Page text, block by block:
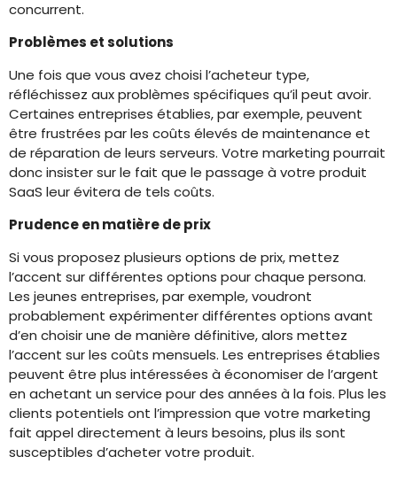
concurrent.
Problèmes et solutions
Une fois que vous avez choisi l’acheteur type,
réfléchissez aux problèmes spécifiques qu’il peut avoir.
Certaines entreprises établies, par exemple, peuvent
être frustrées par les coûts élevés de maintenance et
de réparation de leurs serveurs. Votre marketing pourrait
donc insister sur le fait que le passage à votre produit
SaaS leur évitera de tels coûts.
Prudence en matière de prix
Si vous proposez plusieurs options de prix, mettez
l’accent sur différentes options pour chaque persona.
Les jeunes entreprises, par exemple, voudront
probablement expérimenter différentes options avant
d’en choisir une de manière définitive, alors mettez
l’accent sur les coûts mensuels. Les entreprises établies
peuvent être plus intéressées à économiser de l’argent
en achetant un service pour des années à la fois. Plus les
clients potentiels ont l’impression que votre marketing
fait appel directement à leurs besoins, plus ils sont
susceptibles d’acheter votre produit.